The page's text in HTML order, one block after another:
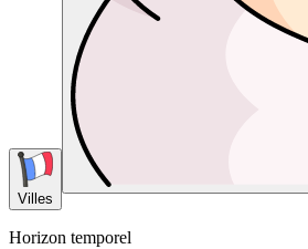
Villes
Horizon temporel